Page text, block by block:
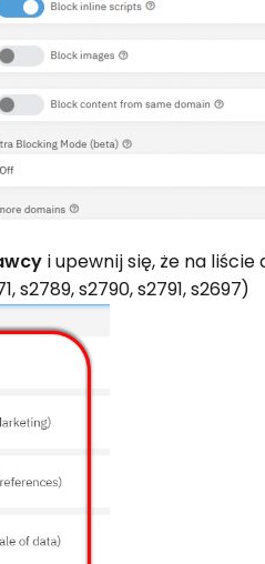
i upewnij się, że na
s2789, s2790, s2791, s2697)